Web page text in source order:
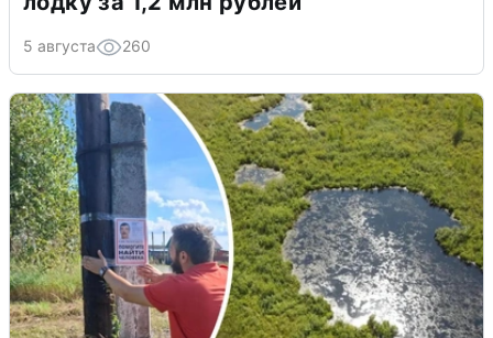
5 августа 260